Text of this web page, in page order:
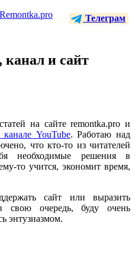
Телеграм
канал и сайт
на сайте remontka.pro и
YouTube. Работаю над
что кто-то из читателей
необходимые решения в
то учится, экономит время,
сайт или выразить
свою очередь, буду очень
энтузиазмом.